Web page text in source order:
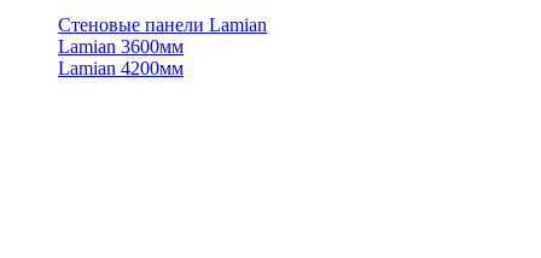
Стеновые панели Lamian
Lamian 3600мм
Lamian 4200мм